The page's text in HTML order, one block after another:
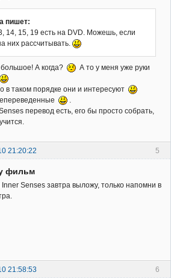
пишет:
14, 15, 19 есть на DVD. Можешь, если
них рассчитывать.
А когда?
А то у меня уже руки
в таком порядке они и интересуют
перевод есть, его бы просто собрать,
5
21:20:22
фильм
Inner Senses завтра выложу, только напомни в
6
21:58:53